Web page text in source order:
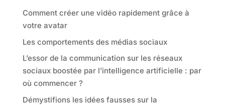
Comment créer une vidéo rapidement grâce à
votre avatar
Les comportements des médias sociaux
L’essor de la communication sur les réseaux
sociaux boostée par l’intelligence artificielle : par
où commencer ?
Démystifions les idées fausses sur la